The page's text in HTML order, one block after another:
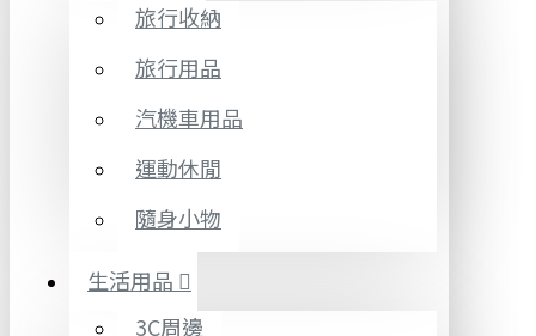
旅行收納
旅行用品
汽機車用品
運動休閒
隨身小物
生活用品
3C周邊